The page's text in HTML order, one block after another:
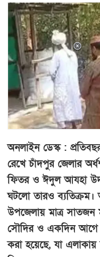
অনলাইন ডেস্ক :
রেখে চাঁদপুর জেলার
ফিতর ও ঈদুল আযহা
ঘটলো তারও ব্যতিক্রম।
উপজেলায় মাত্র সাতজন
সৌদির ও একদিন আগে
করা হয়েছে, যা